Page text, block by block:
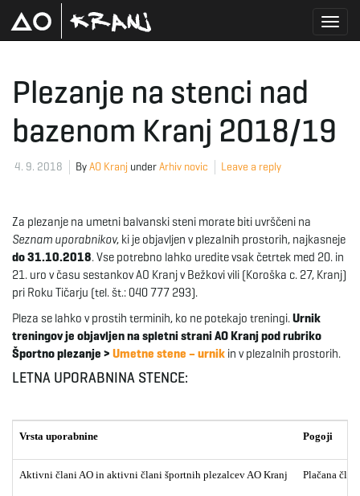
o
g
n
Plezanje na stenci nad
bazenom Kranj 2018/19
4. 9. 2018 ByAO Kranj underArhiv novic Leave a reply
Za plezanje na umetni balvanski steni morate biti uvrščeni na
Seznam uporabnikov, ki je objavljen v plezalnih prostorih, najkasneje
do 31.10.2018. Vse potrebno lahko uredite vsak četrtek med 20. in
21. uro v času sestankov AO Kranj v Bežkovi vili (Koroška c. 27, Kranj)
pri Roku Tičarju (tel. št.: 040 777 293).
Pleza se lahko v prostih terminih, ko ne potekajo treningi.Urnik
treningov je objavljen na spletni strani AO Kranj pod rubriko
Športno plezanje > Umetne stene – urnik in v plezalnih prostorih.
LETNA UPORABNINA STENCE:
Vrsta uporabnine Pogoji
Aktivni člani AO in aktivni člani športnih plezalcev AO Kranj Plačana